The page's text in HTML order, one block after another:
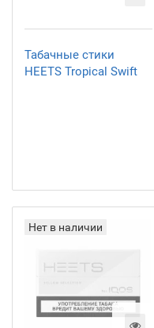
Табачные стики
HEETS Tropical Swift
Нет в наличии